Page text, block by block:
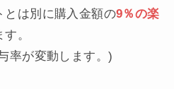
とは別に購入金額の9％の楽
。
率が変動します。)